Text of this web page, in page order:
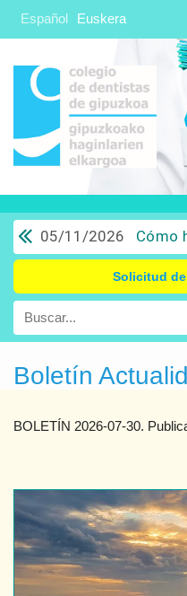
Español Euskera
05/11/2026 Cómo hacer que tu
Solicitud
Boletín
BOLETÍN 2026-07-30.